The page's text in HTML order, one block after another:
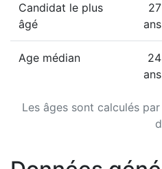
Les âges sont calculés
Candidat le plus
âgé
27
ans
Age médian
24
ans